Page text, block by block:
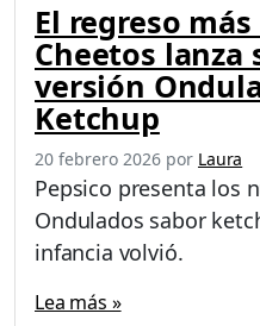
El regreso
Cheetos lanza
versión
Ketchup
20 febrero 2026 por Laura
Pepsico presenta los
Ondulados sabor
infancia volvió.
Lea más »